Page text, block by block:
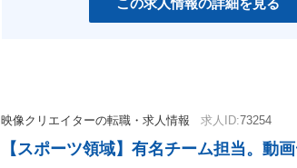
この求人情報の詳細を見る
映像クリエイターの転職・求人情報 求人ID:73254
【スポーツ領域】有名チーム担当。動